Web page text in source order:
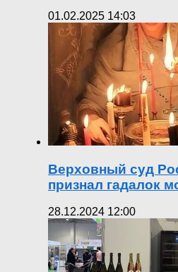
01.02.2025 14:03
Верховный суд
признал гадалок
28.12.2024 12:00